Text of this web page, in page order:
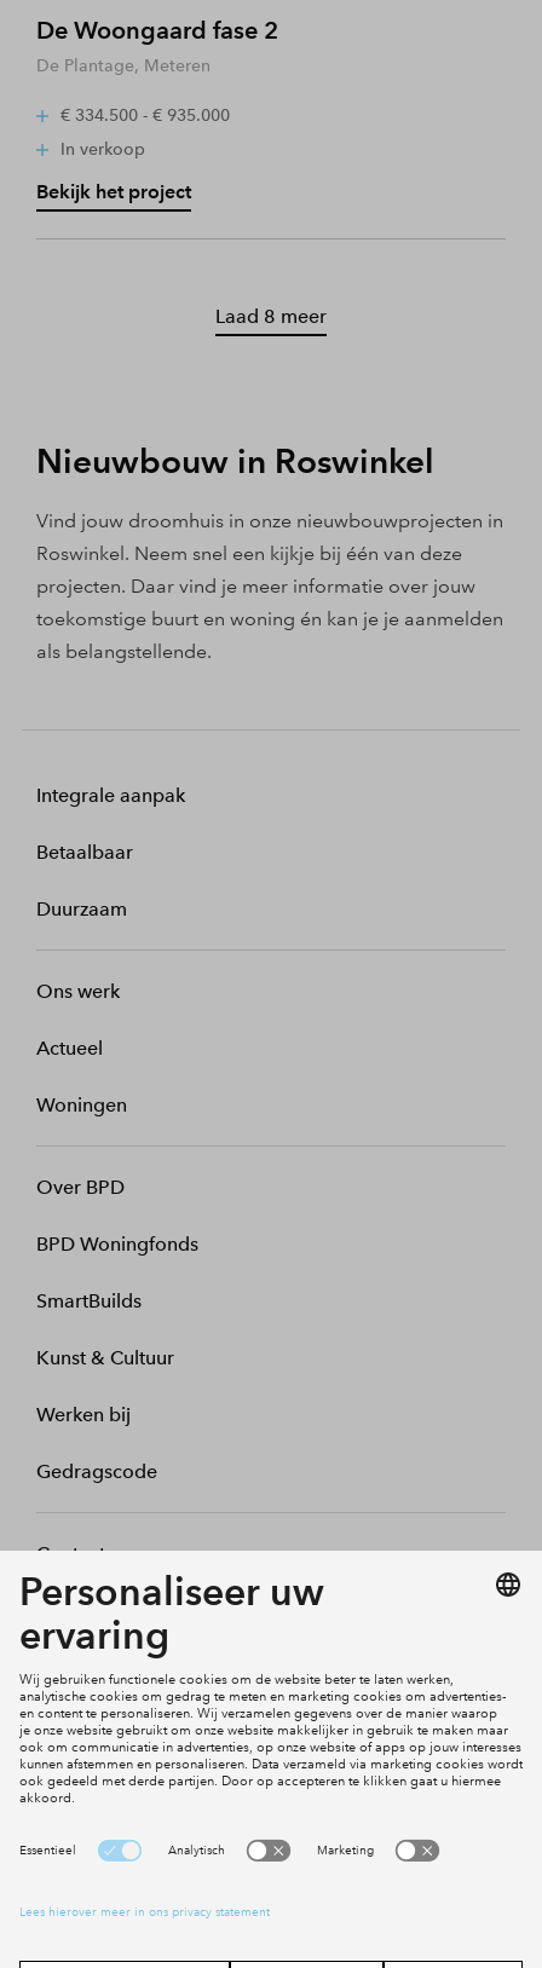
De Woongaard fase 2
De Plantage, Meteren
€ 334.500 - € 935.000
In verkoop
Bekijk het project
Laad 8 meer
Nieuwbouw in Roswinkel
Vind jouw droomhuis in onze nieuwbouwprojecten in
Roswinkel. Neem snel een kijkje bij één van deze
projecten. Daar vind je meer informatie over jouw
toekomstige buurt en woning én kan je je aanmelden
als belangstellende.
Integrale aanpak
Betaalbaar
Duurzaam
Ons werk
Actueel
Woningen
Over BPD
BPD Woningfonds
SmartBuilds
Kunst & Cultuur
Werken bij
Gedragscode
Contact
Mijn profiel
Social Media
Cookies